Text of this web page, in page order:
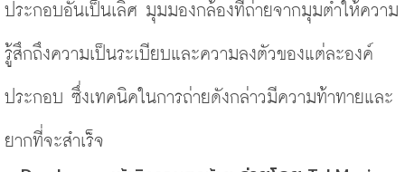
ประกอบอันเป็นเลิศ มุมมองกล้องที่ถ่ายจากมุมต่ำให้ความ
รู้สึกถึงความเป็นระเบียบและความลงตัวของแต่ละองค์
ประกอบ ซึ่งเทคนิคในการถ่ายดังกล่าวมีความท้าทายและ
ยากที่จะสำเร็จ